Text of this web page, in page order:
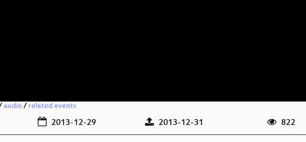
audio / related events
2013-12-29 2013-12-31 822